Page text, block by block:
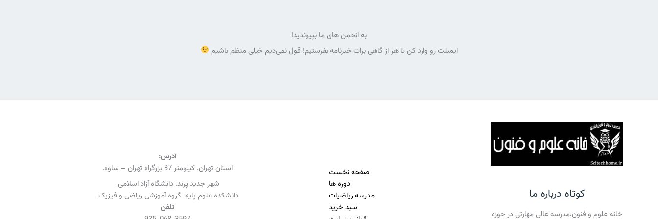
به انجمن های ما بپیوندید!
ایمیلت رو وارد کن تا هر از گاهی برات خبرنامه بفرستیم! قول نمی‌دیم خیلی منظم باشیم
کوتاه درباره ما
خانه علوم و فنون،مدرسه عالی مهارتی در حوزه
صفحه نخست
دوره ها
مدرسه ریاضیات
سبد خرید
آدرس:
استان تهران. کیلومتر 37 بزرگراه تهران – ساوه.
شهر جدید پرند. دانشگاه آزاد اسلامی.
دانشکده علوم پایه. گروه آموزشی ریاضی و فیزیک.
تلفن